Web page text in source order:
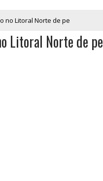
no Litoral Norte de pe
Litoral Norte de pe